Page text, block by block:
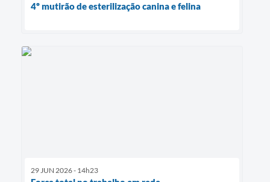
4º mutirão de esterilização canina e felina
29 JUN 2026 - 14h23